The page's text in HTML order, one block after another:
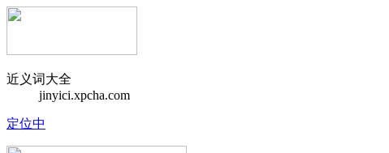
近义词大全
jinyici.xpcha.com
定位中